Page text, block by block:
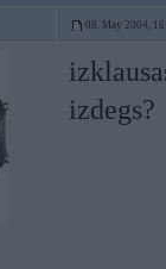
08. May 2004,
izdegs?